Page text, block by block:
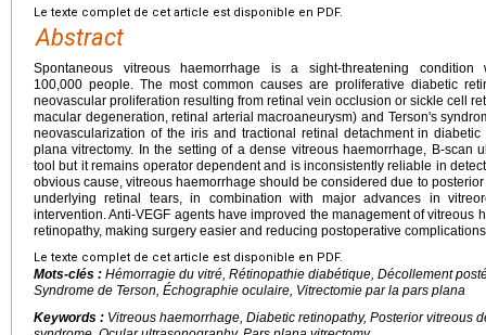
Le texte complet de cet article est disponible en PDF.
Abstract
Spontaneous vitreous haemorrhage is a sight-threatening
100,000 people. The most common causes are proliferative diabetic
neovascular proliferation resulting from retinal vein occlusion or sickle cell
macular degeneration, retinal arterial macroaneurysm) and Terson's
neovascularization of the iris and tractional retinal detachment in
plana vitrectomy. In the setting of a dense vitreous haemorrhage, B-scan
tool but it remains operator dependent and is inconsistently reliable in
obvious cause, vitreous haemorrhage should be considered due to
underlying retinal tears, in combination with major advances in
intervention. Anti-VEGF agents have improved the management of vitreous
retinopathy, making surgery easier and reducing postoperative
Le texte complet de cet article est disponible en PDF.
Mots-clés : Hémorragie du vitré, Rétinopathie diabétique, Décollement
Syndrome de Terson, Échographie oculaire, Vitrectomie par la pars plana
Keywords : Vitreous haemorrhage, Diabetic retinopathy, Posterior vitreous